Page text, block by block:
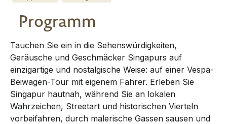
Programm
Tauchen Sie ein in die Sehenswürdigkeiten,
Geräusche und Geschmäcker Singapurs auf
einzigartige und nostalgische Weise: auf einer Vespa-
Beiwagen-Tour mit eigenem Fahrer. Erleben Sie
Singapur hautnah, während Sie an lokalen
Wahrzeichen, Streetart und historischen Vierteln
vorbeifahren, durch malerische Gassen sausen und